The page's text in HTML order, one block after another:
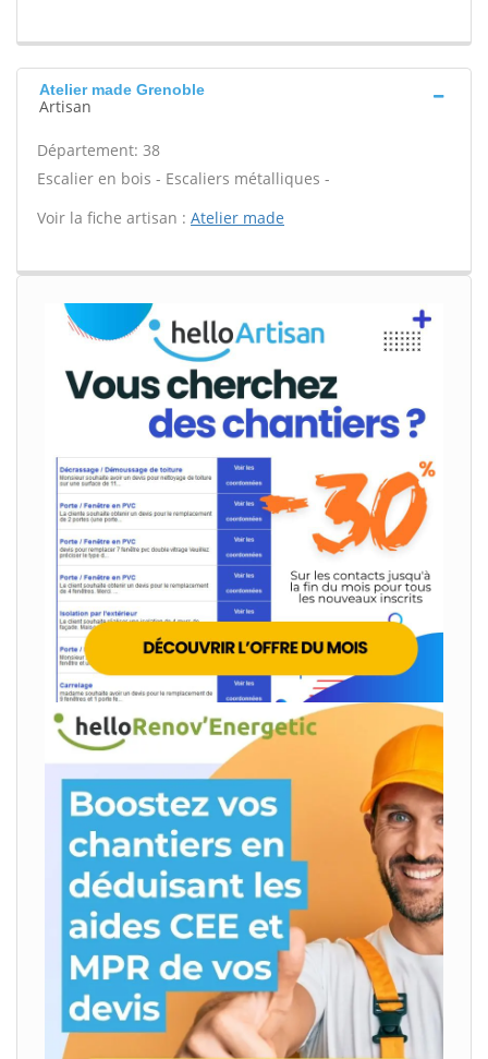
Atelier made Grenoble
Artisan
Département: 38
Escalier en bois - Escaliers métalliques -
Voir la fiche artisan : Atelier made